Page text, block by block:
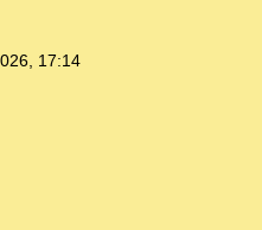
17:14